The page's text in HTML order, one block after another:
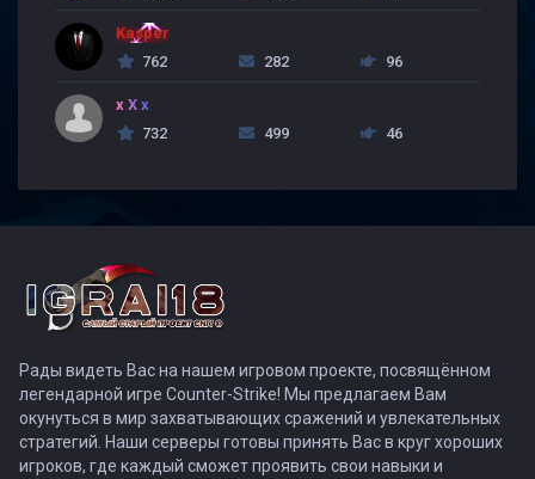
Kasper
762
282 96
x X x
732
499 46
Рады видеть Вас на нашем игровом проекте, посвящённом
легендарной игре Counter-Strike! Мы предлагаем Вам
окунуться в мир захватывающих сражений и увлекательных
стратегий. Наши серверы готовы принять Вас в круг хороших
игроков, где каждый сможет проявить свои навыки и